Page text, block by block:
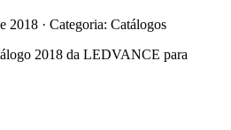
2018 · Categoria: Catálogos
2018 da LEDVANCE para